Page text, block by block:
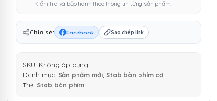
số
lượng
Kiểm tra và bảo hành theo thông tin từng sản phẩm.
Chia sẻ: Facebook Sao chép link
SKU: Không áp dụng
Danh mục: Sản phẩm mới Stab bàn phím cơ
Thẻ: Stab bàn phím